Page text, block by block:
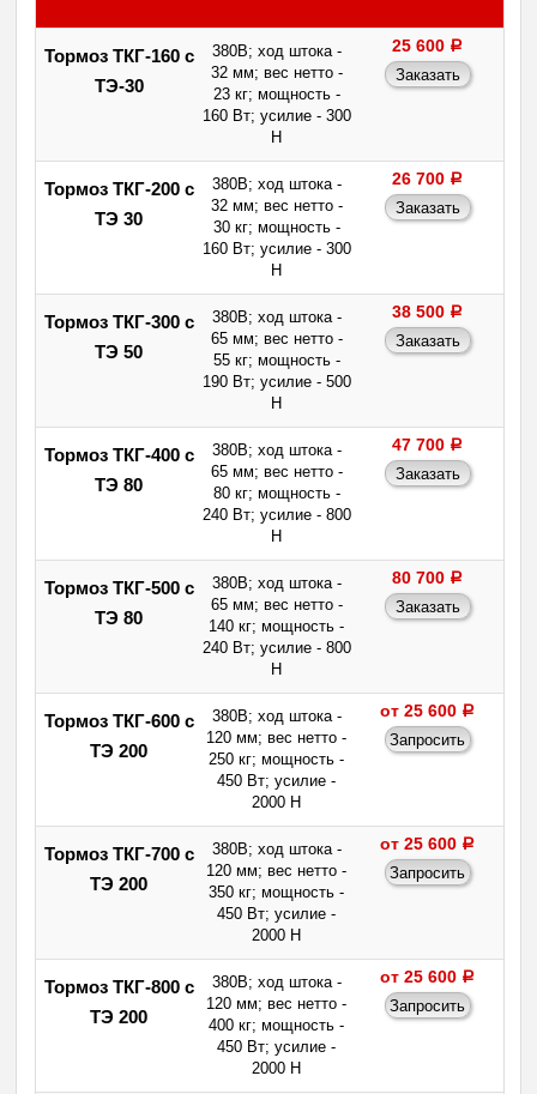
Тормоз ТКГ-160 с
ТЭ-30
380В; ход штока -
32 мм; вес нетто -
23 кг; мощность -
160 Вт; усилие - 300
Н
25 600 a
Тормоз ТКГ-200 с
ТЭ 30
380В; ход штока -
32 мм; вес нетто -
30 кг; мощность -
160 Вт; усилие - 300
Н
26 700 a
Тормоз ТКГ-300 с
ТЭ 50
380В; ход штока -
65 мм; вес нетто -
55 кг; мощность -
190 Вт; усилие - 500
Н
38 500 a
Тормоз ТКГ-400 с
ТЭ 80
380В; ход штока -
65 мм; вес нетто -
80 кг; мощность -
240 Вт; усилие - 800
Н
47 700 a
Тормоз ТКГ-500 с
ТЭ 80
380В; ход штока -
65 мм; вес нетто -
140 кг; мощность -
240 Вт; усилие - 800
Н
80 700 a
Тормоз ТКГ-600 с
ТЭ 200
380В; ход штока -
120 мм; вес нетто -
250 кг; мощность -
450 Вт; усилие -
2000 Н
от 25 600 a
Тормоз ТКГ-700 с
ТЭ 200
380В; ход штока -
120 мм; вес нетто -
350 кг; мощность -
450 Вт; усилие -
2000 Н
от 25 600 a
Тормоз ТКГ-800 с
ТЭ 200
380В; ход штока -
120 мм; вес нетто -
400 кг; мощность -
450 Вт; усилие -
2000 Н
от 25 600 a